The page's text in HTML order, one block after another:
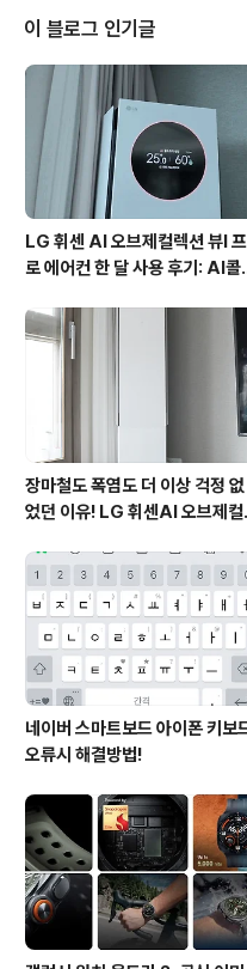
엣지 다이어리 케이스는 가죽케이스
도 활용이 가능한 매력적인 제품인데
드&머스타드 색상과 리얼블랙&레드
시했습니다. 컬러엣지 다이어리 시리
가죽을 사용해 견고하고 내구성이 뛰
라 스크래치가 덜나기 때문에 디자인
가죽재질을 채택..
이 블로그 인기글
LG 휘센 AI 오브제컬렉션 뷰I 프
로 에어컨 한 달 사용 후기: AI콜
장마철도 폭염도 더 이상 걱정 없
었던 이유! LG 휘센AI 오브제컬
사용 후기
네이버 스마트보드 아이폰 키보
오류시 해결방법!